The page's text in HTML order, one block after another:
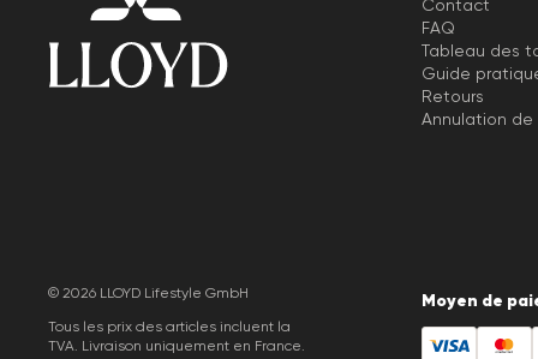
Contact
FAQ
Tableau des
Guide
Retours
Annulation
Moyen de
© 2026 LLOYD Lifestyle GmbH
Tous les prix des articles incluent la
TVA. Livraison uniquement en France.